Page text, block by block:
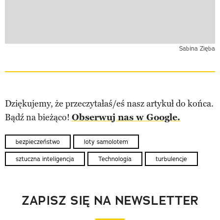
Sabina Zięba
Dziękujemy, że przeczytałaś/eś nasz artykuł do końca.
Bądź na bieżąco! Obserwuj nas w Google.
bezpieczeństwo loty samolotem
sztuczna inteligencja Technologia turbulencje
ZAPISZ SIĘ NA NEWSLETTER